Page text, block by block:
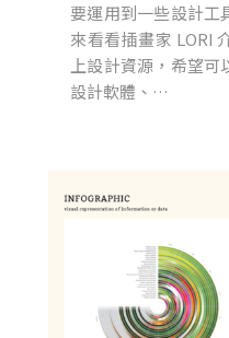
要運用到一些設計工
來看看插畫家 LORI
上設計資源，希望可
設計軟體、…